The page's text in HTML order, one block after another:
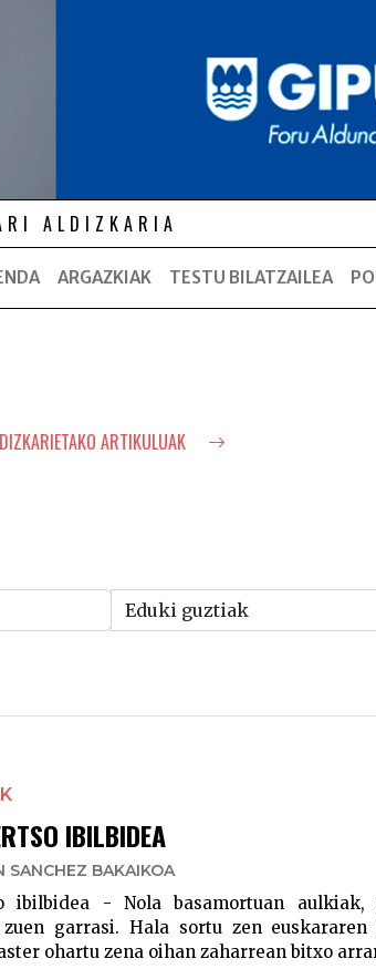
ALDIZKARIA
ARGAZKIAK TESTU BILATZAILEA
ARTIKULUAK
IBILBIDEA
SANCHEZ BAKAIKOA
ibilbidea - Nola basamortuan aulkiak,
garrasi. Hala sortu zen euskararen
ohartu zena oihan zaharrean bitxo